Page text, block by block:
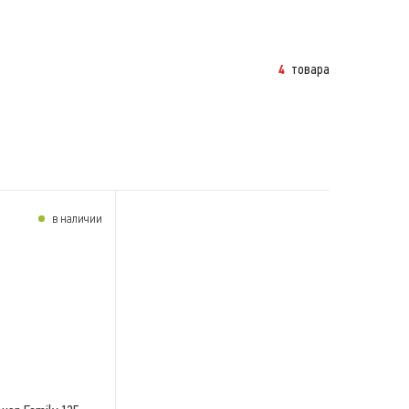
4 товара
в наличии